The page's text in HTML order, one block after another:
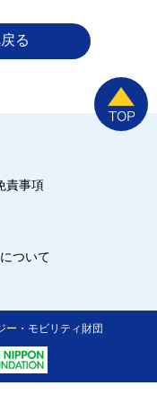
る
責事項
ついて
ー・モビリティ財団